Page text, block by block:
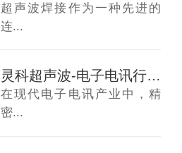
超声波焊接作为一种先进的
连...
灵科超声波-电子电讯行业超声波焊接原理
在现代电子电讯产业中，精
密...